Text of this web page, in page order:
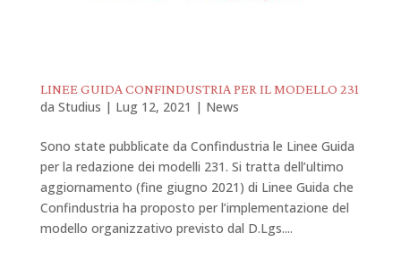
LINEE GUIDA CONFINDUSTRIA PER IL MODELLO 231
da Studius | Lug 12, 2021 | News
Sono state pubblicate da Confindustria le Linee Guida
per la redazione dei modelli 231. Si tratta dell’ultimo
aggiornamento (fine giugno 2021) di Linee Guida che
Confindustria ha proposto per l’implementazione del
modello organizzativo previsto dal D.Lgs....